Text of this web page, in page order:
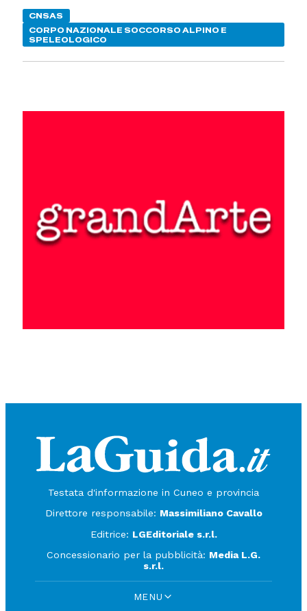
CNSAS
CORPO NAZIONALE SOCCORSO ALPINO E
SPELEOLOGICO
Testata d'informazione in Cuneo e provincia
Direttore responsabile: Massimiliano Cavallo
Editrice: LGEditoriale s.r.l.
Concessionario per la pubblicità: Media L.G.
s.r.l.
MENU